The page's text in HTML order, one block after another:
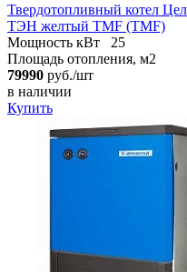
Твердотопливный котел
ТЭН желтый TMF (TMF)
Мощность кВт
25
Площадь отопления, м2
79990 руб./шт
в наличии
Купить